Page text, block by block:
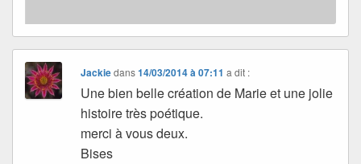
Jackiedans14/03/2014 à 07:11 a dit :
Une bien belle création de Marie et une jolie
histoire très poétique.
merci à vous deux.
Bises